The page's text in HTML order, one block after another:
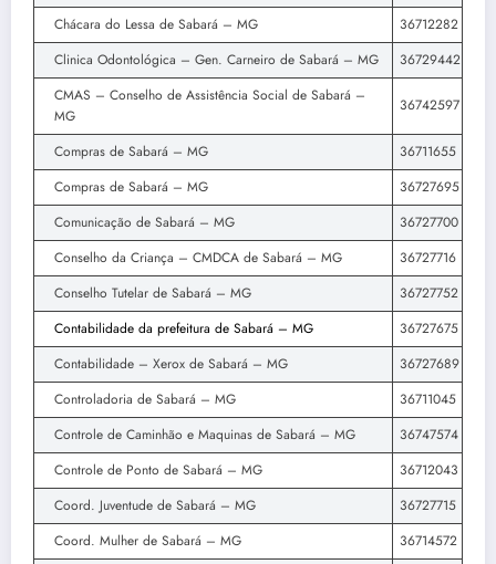
Chácara do Lessa de Sabará – MG
36712282
Clinica Odontológica – Gen. Carneiro de Sabará – MG
36729442
CMAS – Conselho de Assistência Social de Sabará –
MG
36742597
Compras de Sabará – MG
36711655
Compras de Sabará – MG
36727695
Comunicação de Sabará – MG
36727700
Conselho da Criança – CMDCA de Sabará – MG
36727716
Conselho Tutelar de Sabará – MG
36727752
Contabilidade da prefeitura de Sabará – MG
36727675
Contabilidade – Xerox de Sabará – MG
36727689
Controladoria de Sabará – MG
36711045
Controle de Caminhão e Maquinas de Sabará – MG
36747574
Controle de Ponto de Sabará – MG
36712043
Coord. Juventude de Sabará – MG
36727715
Coord. Mulher de Sabará – MG
36714572